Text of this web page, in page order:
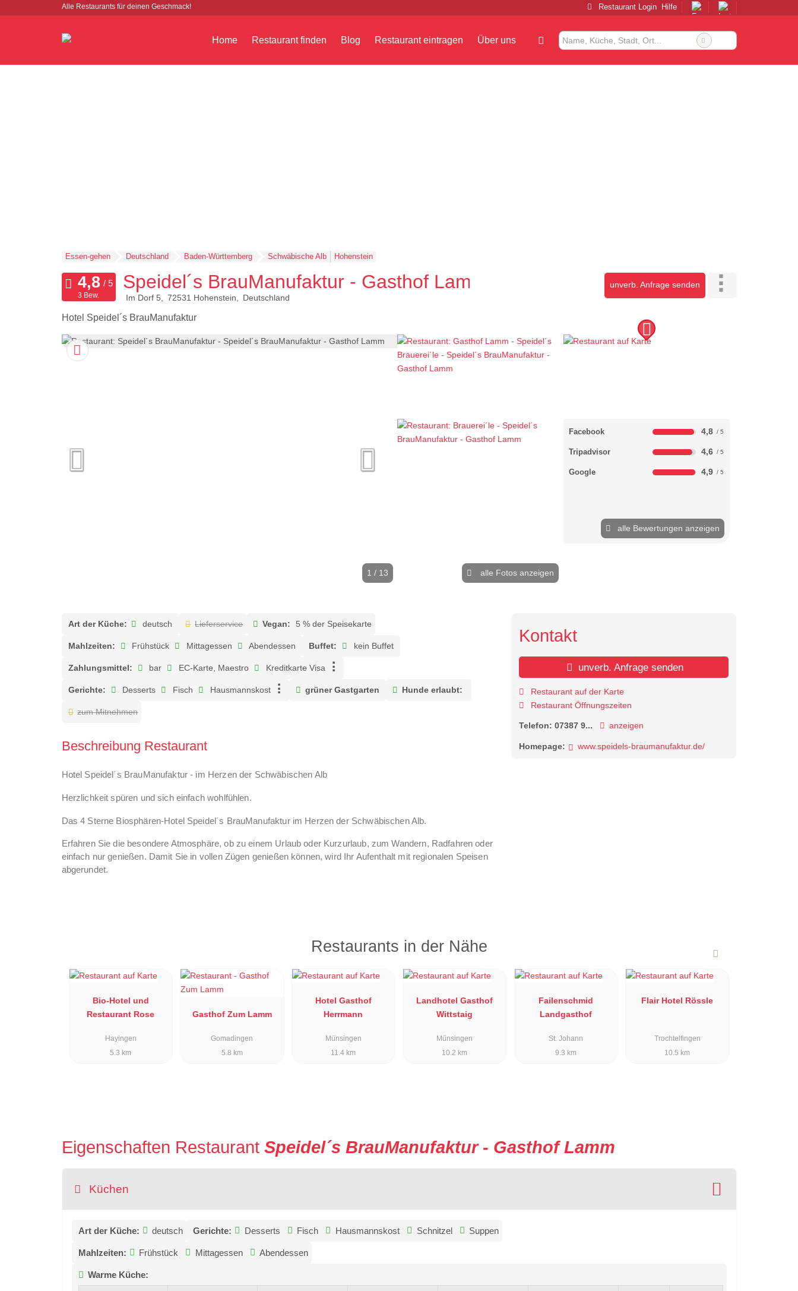
Alle Restaurants für deinen Geschmack! Restaurant Login Hilfe
Home Restaurant finden Blog Restaurant eintragen Über uns
Essen-gehen Deutschland Baden-Württemberg Schwäbische Alb Hohenstein
Speidel´s BrauManufaktur - Gasthof Lamm
Im Dorf 5 72531 Hohenstein Deutschland
unverb. Anfrage senden
Hotel Speidel´s BrauManufaktur
3 Bew.
1 / 13 alle Fotos anzeigen
Facebook 4,8
Tripadvisor 4,6
Google 4,9
alle Bewertungen anzeigen
Art der Küche: deutsch Lieferservice Vegan: 5 % der Speisekarte
Mahlzeiten: Frühstück Mittagessen Abendessen Buffet: kein Buffet
Zahlungsmittel: bar EC-Karte, Maestro Kreditkarte Visa
Gerichte: Desserts Fisch Hausmannskost grüner Gastgarten Hunde erlaubt:
zum Mitnehmen
Beschreibung Restaurant
Hotel Speidel´s BrauManufaktur - im Herzen der Schwäbischen Alb
Herzlichkeit spüren und sich einfach wohlfühlen.
Das 4 Sterne Biosphären-Hotel Speidel´s BrauManufaktur im Herzen der Schwäbischen Alb.
Erfahren Sie die besondere Atmosphäre, ob zu einem Urlaub oder Kurzurlaub, zum Wandern, Radfahren oder
einfach nur genießen. Damit Sie in vollen Zügen genießen können, wird Ihr Aufenthalt mit regionalen Speisen
abgerundet.
Kontakt
unverb. Anfrage senden
Restaurant auf der Karte
Restaurant Öffnungszeiten
Telefon:07387 9... anzeigen
Homepage: www.speidels-braumanufaktur.de/
Restaurants in der Nähe
Bio-Hotel und
Restaurant Rose
Hayingen
5.3 km
Gasthof Zum Lamm
Gomadingen
5.8 km
Hotel Gasthof
Herrmann
Münsingen
11.4 km
Landhotel Gasthof
Wittstaig
Münsingen
10.2 km
Failenschmid
Landgasthof
St. Johann
9.3 km
Flair Hotel Rössle
Trochtelfingen
10.5 km
Eigenschaften Restaurant Speidel´s BrauManufaktur - Gasthof Lamm
Küchen
Art der Küche: deutsch Gerichte: Desserts Fisch Hausmannskost Schnitzel Suppen
Mahlzeiten: Frühstück Mittagessen Abendessen
Warme Küche: